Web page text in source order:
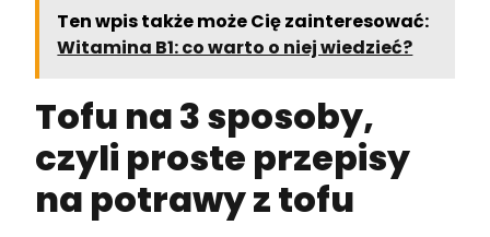
Ten wpis także może Cię zainteresować:
Witamina B1: co warto o niej wiedzieć?
Tofu na 3 sposoby,
czyli proste przepisy
na potrawy z tofu